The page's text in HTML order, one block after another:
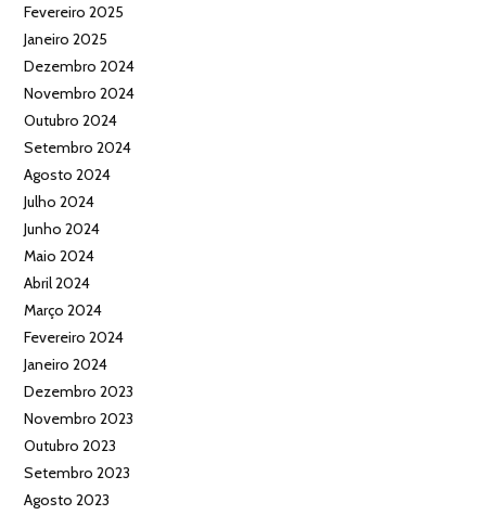
Fevereiro 2025
Janeiro 2025
Dezembro 2024
Novembro 2024
Outubro 2024
Setembro 2024
Agosto 2024
Julho 2024
Junho 2024
Maio 2024
Abril 2024
Março 2024
Fevereiro 2024
Janeiro 2024
Dezembro 2023
Novembro 2023
Outubro 2023
Setembro 2023
Agosto 2023